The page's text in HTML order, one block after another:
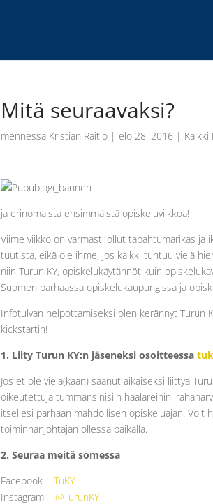
Mitä seuraavaksi?
mennessä Kristian Raitio | elo 28, 2016 | Kaikki
ja erinomaista ensimmäistä opiskeluviikkoa!
Viime viikko on varmasti ollut tapahtumarikas
tuutista, eikä ole ihme, jos kaikki tuntuu vielä
niin Turun KY, opiskelukäytännöt kuin
Suomen parhaassa opiskelukaupungissa ja
Infotulvan helpottamiseksi olen kerännyt Turun
kickstartin!
1. Liity Turun KY:n jäseneksi osoitteessa
Jos et ole vielä(kään) saanut aikaiseksi liittyä
oikeutettuja tummansinisiin haalareihin,
itsellesi parhaan mahdollisen opiskeluajan. Voit
toiminnanjohtajan ollessa paikalla.
2. Seuraa meitä somessa
Facebook =TuKY
Instagram =@TurunKY